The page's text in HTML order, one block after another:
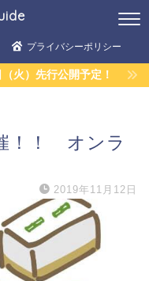
プライバシーポリシー
火）先行公開予定！
！！ オンラ
2019年11月12日